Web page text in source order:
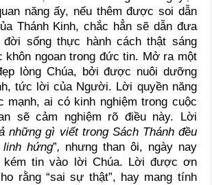
năng ấy, nếu thêm được soi dẫn
Thánh Kinh, chắc hẳn sẽ dẫn đưa
sống thực hành cách thật sáng
khôn ngoan trong đức tin. Mở ra một
lòng Chúa, bởi được nuôi dưỡng
tức lời của Người. Lời quyền năng
mạnh, ai có kinh nghiệm trong cuộc
sẽ cảm nghiệm rõ điều này. Lời
những gì viết trong Sách Thánh đều
hứng”, nhưng than ôi, ngày nay
kém tin vào lời Chúa. Lời được ơn
rằng “sai sự thật”, hay mang tính